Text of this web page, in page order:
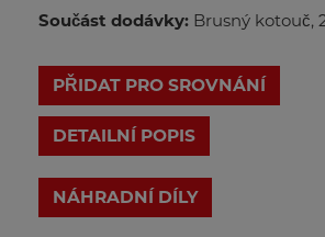
Součást dodávky: Brusný kotouč,
PŘIDAT PRO SROVNÁNÍ
DETAILNÍ POPIS